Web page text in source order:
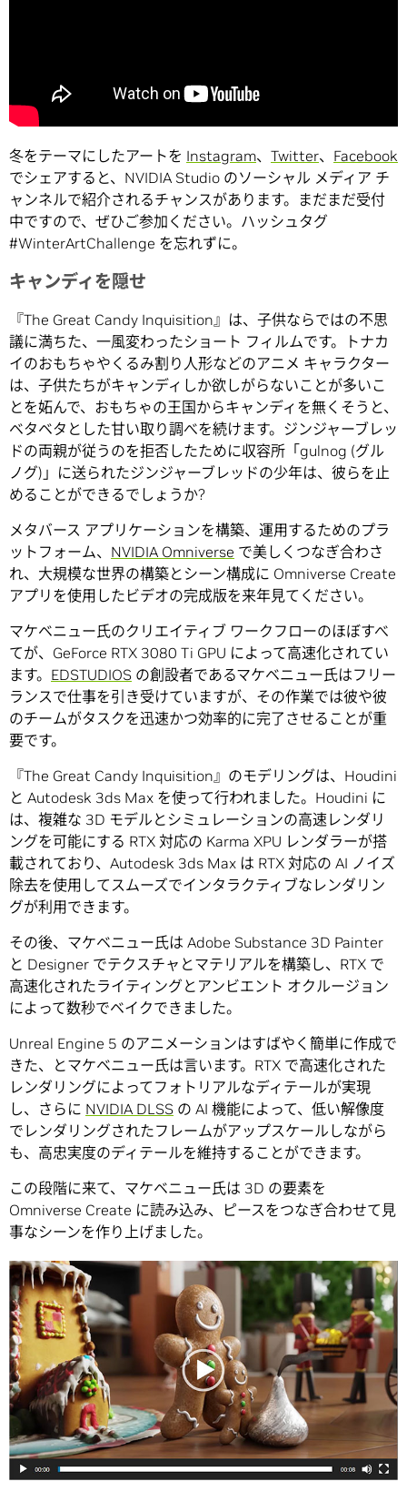
冬をテーマにしたアートを Instagram、 Twitter、 Facebook
でシェアすると、NVIDIA Studio のソーシャル メディア チ
ャンネルで紹介されるチャンスがあります。まだまだ受付
中ですので、ぜひご参加ください。ハッシュタグ
#WinterArtChallenge を忘れずに。
キャンディを隠せ
『The Great Candy Inquisition』は、子供ならではの不思
議に満ちた、一風変わったショート フィルムです。トナカ
イのおもちゃやくるみ割り人形などのアニメ キャラクター
は、子供たちがキャンディしか欲しがらないことが多いこ
とを妬んで、おもちゃの王国からキャンディを無くそうと、
ベタベタとした甘い取り調べを続けます。ジンジャーブレッ
ドの両親が従うのを拒否したために収容所「gulnog (グル
ノグ)」に送られたジンジャーブレッドの少年は、彼らを止
めることができるでしょうか?
メタバース アプリケーションを構築、運用するためのプラ
ットフォーム、 NVIDIA Omniverse で美しくつなぎ合わさ
れ、大規模な世界の構築とシーン構成に Omniverse Create
アプリを使用したビデオの完成版を来年見てください。
マケベニュー氏のクリエイティブ ワークフローのほぼすべ
てが、GeForce RTX 3080 Ti GPU によって高速化されてい
ます。 EDSTUDIOS の創設者であるマケベニュー氏はフリー
ランスで仕事を引き受けていますが、その作業では彼や彼
のチームがタスクを迅速かつ効率的に完了させることが重
要です。
『The Great Candy Inquisition』のモデリングは、Houdini
と Autodesk 3ds Max を使って行われました。Houdini に
は、複雑な 3D モデルとシミュレーションの高速レンダリ
ングを可能にする RTX 対応の Karma XPU レンダラーが搭
載されており、Autodesk 3ds Max は RTX 対応の AI ノイズ
除去を使用してスムーズでインタラクティブなレンダリン
グが利用できます。
その後、マケベニュー氏は Adobe Substance 3D Painter
と Designer でテクスチャとマテリアルを構築し、RTX で
高速化されたライティングとアンビエント オクルージョン
によって数秒でベイクできました。
Unreal Engine 5 のアニメーションはすばやく簡単に作成で
きた、とマケベニュー氏は言います。RTX で高速化された
レンダリングによってフォトリアルなディテールが実現
し、さらに NVIDIA DLSS の AI 機能によって、低い解像度
でレンダリングされたフレームがアップスケールしながら
も、高忠実度のディテールを維持することができます。
この段階に来て、マケベニュー氏は 3D の要素を
Omniverse Create に読み込み、ピースをつなぎ合わせて見
事なシーンを作り上げました。